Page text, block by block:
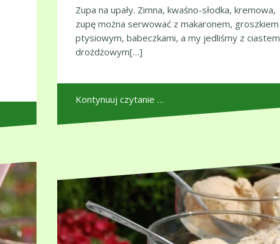
Zupa na upały. Zimna, kwaśno-słodka, kremowa,
zupę można serwować z makaronem, groszkiem
ptysiowym, babeczkami, a my jedliśmy z ciastem
drożdżowym[…]
Kontynuuj czytanie …